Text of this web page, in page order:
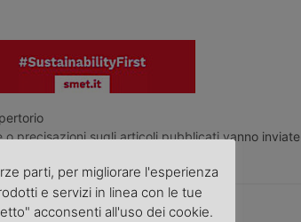
precisazioni sugli articoli pubblicati vanno inviate
di TrasportoEuropa
parti, per migliorare l'esperienza
e servizi in linea con le tue
acconsenti all'uso dei cookie.